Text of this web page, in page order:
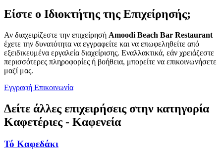
Είστε ο Ιδιοκτήτης της Επιχείρησής;
Αν διαχειρίζεστε την επιχείρησή Amoodi Beach Bar Restaurant
έχετε την δυνατότητα να εγγραφείτε και να επωφεληθείτε από
εξειδικευμένα εργαλεία διαχείρισης. Εναλλακτικά, εάν χρειάζεστε
περισσότερες πληροφορίες ή βοήθεια, μπορείτε να επικοινωνήσετε
μαζί μας.
Εγγραφή Επικοινωνία
Δείτε άλλες επιχειρήσεις στην κατηγορία
Καφετέριες - Καφενεία
Τό Καφεδάκι